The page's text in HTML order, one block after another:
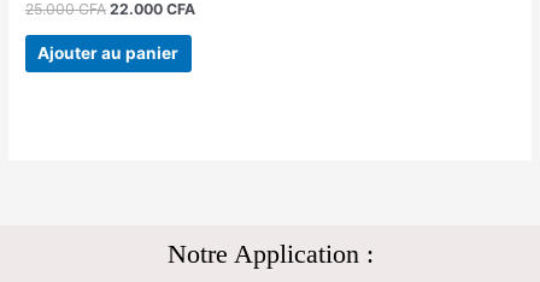
25.000CFA 22.000CFA
Ajouter au panier
Notre Application :